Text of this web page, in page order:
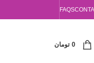
FAQS
0 تومان